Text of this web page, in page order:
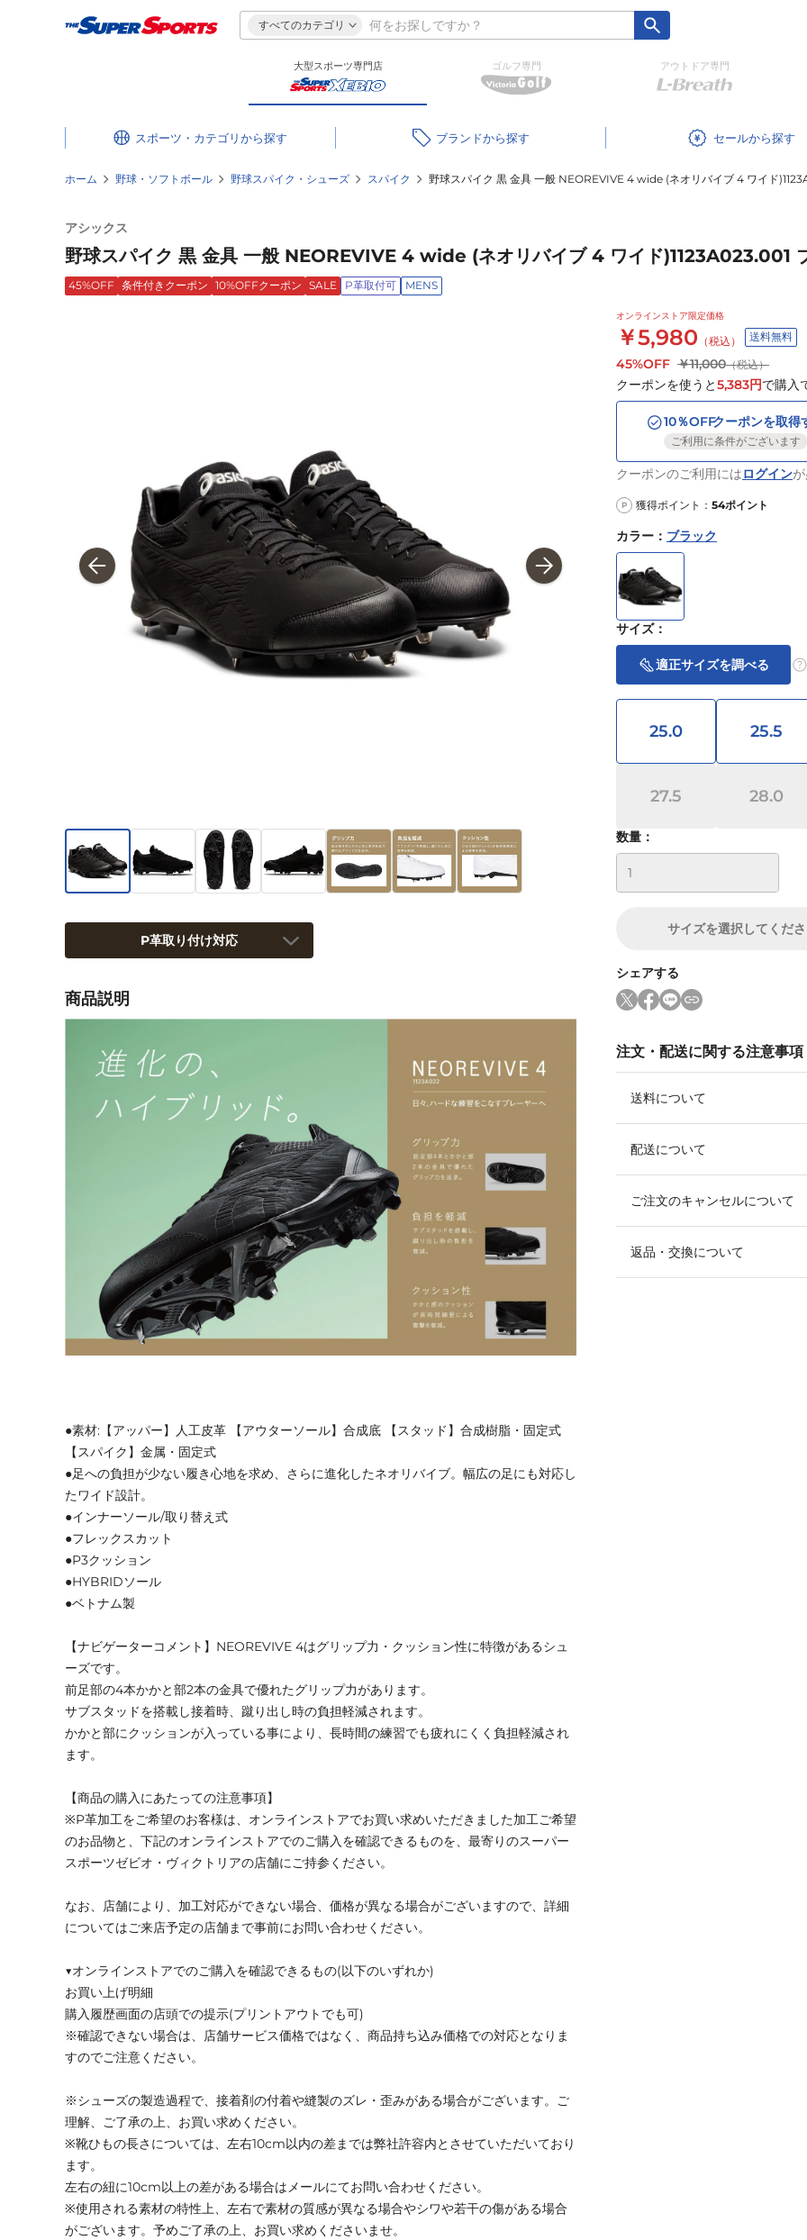
すべてのカテゴリ
大型スポーツ専門店 ゴルフ専門 アウトドア専門
スポーツ・カテゴリ ブランド セール
ホーム 野球・ソフトボール 野球スパイク・シューズ スパイク 野球スパイク 黒 金具 一般 NEOREVIVE 4 wide (ネオリバイブ 4 ワイド
アシックス
野球スパイク 黒 金具 一般 NEOREVIVE 4 wide (ネオリバイブ 4 ワイド)1123A023.001
45%OFF 条件付きクーポン 10%OFFクーポン SALE P革取付可 MENS
オンラインストア限定価格
￥5,980 （税込） 送料無料
45%OFF ￥11,000（税込）
クーポンを使うと5,383円で購入
10％OFFクーポンを取得
ご利用に条件がございます
クーポンのご利用にはログイン
P 獲得ポイント： 54ポイント
カラー ： ブラック
サイズ：
適正サイズを調べる
25.0 25.5
27.5 28.0
数量：
サイズを選択してくだ
シェアする
注文・配送に関する注意事項
送料について
配送について
ご注文のキャンセルについて
返品・交換について
P革取り付け対応
商品説明
●素材:【アッパー】人工皮革 【アウターソール】合成底 【スタッド】合成樹脂・固定式
【スパイク】金属・固定式
●足への負担が少ない履き心地を求め、さらに進化したネオリバイブ。幅広の足にも対応し
たワイド設計。
●インナーソール/取り替え式
●フレックスカット
●P3クッション
●HYBRIDソール
●ベトナム製
【ナビゲーターコメント】NEOREVIVE 4はグリップ力・クッション性に特徴があるシュ
ーズです。
前足部の4本かかと部2本の金具で優れたグリップ力があります。
サブスタッドを搭載し接着時、蹴り出し時の負担軽減されます。
かかと部にクッションが入っている事により、長時間の練習でも疲れにくく負担軽減され
ます。
【商品の購入にあたっての注意事項】
※P革加工をご希望のお客様は、オンラインストアでお買い求めいただきました加工ご希望
のお品物と、下記のオンラインストアでのご購入を確認できるものを、最寄りのスーパー
スポーツゼビオ・ヴィクトリアの店舗にご持参ください。
なお、店舗により、加工対応ができない場合、価格が異なる場合がございますので、詳細
についてはご来店予定の店舗まで事前にお問い合わせください。
▼オンラインストアでのご購入を確認できるもの(以下のいずれか)
お買い上げ明細
購入履歴画面の店頭での提示(プリントアウトでも可)
※確認できない場合は、店舗サービス価格ではなく、商品持ち込み価格での対応となりま
すのでご注意ください。
※シューズの製造過程で、接着剤の付着や縫製のズレ・歪みがある場合がございます。ご
理解、ご了承の上、お買い求めください。
※靴ひもの長さについては、左右10cm以内の差までは弊社許容内とさせていただいており
ます。
左右の紐に10cm以上の差がある場合はメールにてお問い合わせください。
※使用される素材の特性上、左右で素材の質感が異なる場合やシワや若干の傷がある場合
がございます。予めご了承の上、お買い求めくださいませ。